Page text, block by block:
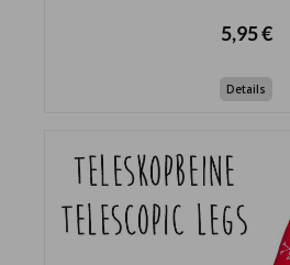
5,95 €
Details